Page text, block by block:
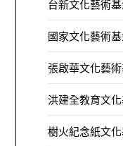
台新文化藝術
國家文化藝術
張啟華文化藝
洪建全教育文
樹火紀念紙文